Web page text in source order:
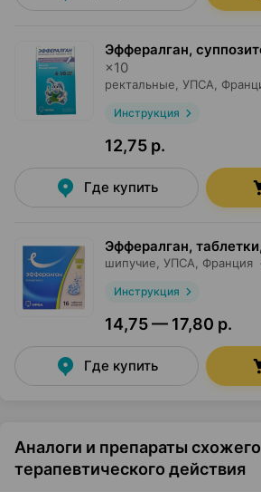
Эффералган,
×10
ректальные, УПСА ,
Инструкция
12,75 р.
Где купить
Эффералган, таблетки,
шипучие, УПСА , Франция
Инструкция
14,75 — 17,80 р.
Где купить
Аналоги и препараты схожего
терапевтического действия